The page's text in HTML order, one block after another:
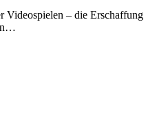
Videospielen – die Erschaffung